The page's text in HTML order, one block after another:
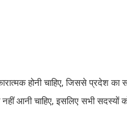
होनी चाहिए, जिससे प्रदेश
आनी चाहिए, इसलिए सभी